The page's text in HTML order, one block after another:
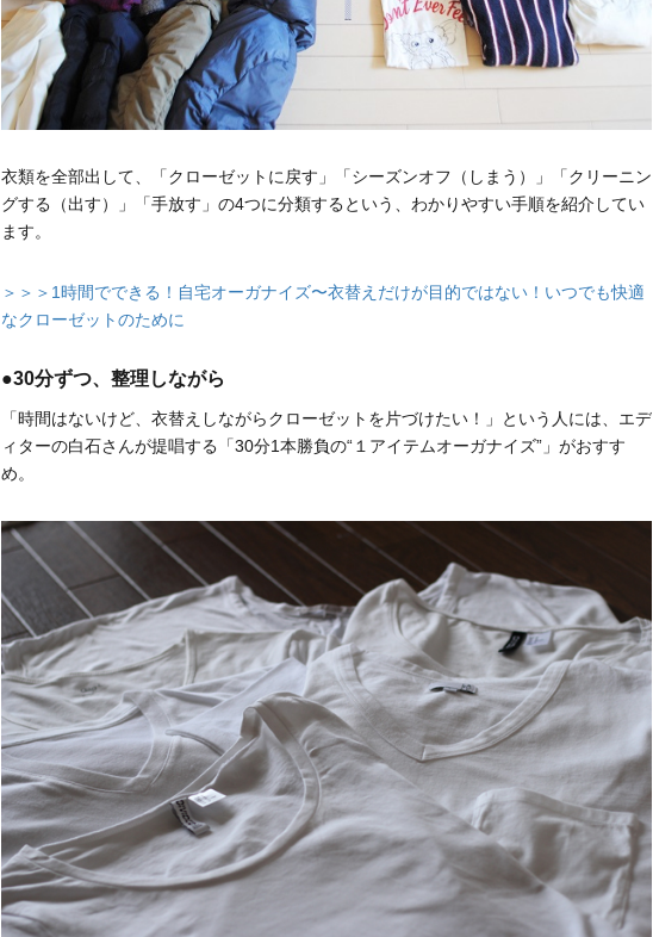
衣類を全部出して、「クローゼットに戻す」「シーズンオフ（しまう）」「クリーニン
グする（出す）」「手放す」の4つに分類するという、わかりやすい手順を紹介してい
ます。
＞＞＞1時間でできる！自宅オーガナイズ〜衣替えだけが目的ではない！いつでも快適
なクローゼットのために
●30分ずつ、整理しながら
「時間はないけど、衣替えしながらクローゼットを片づけたい！」という人には、エデ
ィターの白石さんが提唱する「30分1本勝負の“１アイテムオーガナイズ”」がおすす
め。